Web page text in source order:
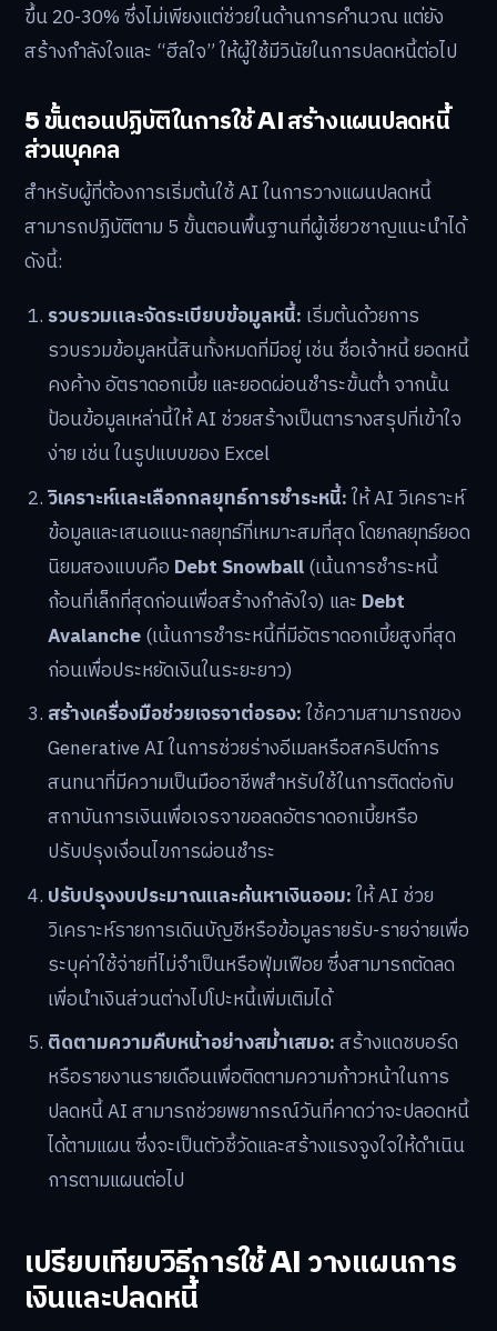
ขึ้น 20-30% ซึ่งไม่เพียงแต่ช่วยในด้านการคำนวณ แต่ยัง
สร้างกำลังใจและ “ฮีลใจ” ให้ผู้ใช้มีวินัยในการปลดหนี้ต่อไป
5 ขั้นตอนปฏิบัติในการใช้ AI สร้างแผนปลดหนี้
ส่วนบุคคล
สำหรับผู้ที่ต้องการเริ่มต้นใช้ AI ในการวางแผนปลดหนี้
สามารถปฏิบัติตาม 5 ขั้นตอนพื้นฐานที่ผู้เชี่ยวชาญแนะนำได้
ดังนี้:
รวบรวมและจัดระเบียบข้อมูลหนี้: เริ่มต้นด้วยการ
รวบรวมข้อมูลหนี้สินทั้งหมดที่มีอยู่ เช่น ชื่อเจ้าหนี้ ยอดหนี้
คงค้าง อัตราดอกเบี้ย และยอดผ่อนชำระขั้นต่ำ จากนั้น
ป้อนข้อมูลเหล่านี้ให้ AI ช่วยสร้างเป็นตารางสรุปที่เข้าใจ
ง่าย เช่น ในรูปแบบของ Excel
วิเคราะห์และเลือกกลยุทธ์การชำระหนี้:ให้ AI วิเคราะห์
ข้อมูลและเสนอแนะกลยุทธ์ที่เหมาะสมที่สุด โดยกลยุทธ์ยอด
นิยมสองแบบคือ Debt Snowball(เน้นการชำระหนี้
ก้อนที่เล็กที่สุดก่อนเพื่อสร้างกำลังใจ) และ Debt
Avalanche(เน้นการชำระหนี้ที่มีอัตราดอกเบี้ยสูงที่สุด
ก่อนเพื่อประหยัดเงินในระยะยาว)
สร้างเครื่องมือช่วยเจรจาต่อรอง:ใช้ความสามารถของ
Generative AI ในการช่วยร่างอีเมลหรือสคริปต์การ
สนทนาที่มีความเป็นมืออาชีพสำหรับใช้ในการติดต่อกับ
สถาบันการเงินเพื่อเจรจาขอลดอัตราดอกเบี้ยหรือ
ปรับปรุงเงื่อนไขการผ่อนชำระ
ปรับปรุงงบประมาณและค้นหาเงินออม:ให้ AI ช่วย
วิเคราะห์รายการเดินบัญชีหรือข้อมูลรายรับ-รายจ่ายเพื่อ
ระบุค่าใช้จ่ายที่ไม่จำเป็นหรือฟุ่มเฟือย ซึ่งสามารถตัดลด
เพื่อนำเงินส่วนต่างไปโปะหนี้เพิ่มเติมได้
ติดตามความคืบหน้าอย่างสม่ำเสมอ:สร้างแดชบอร์ด
หรือรายงานรายเดือนเพื่อติดตามความก้าวหน้าในการ
ปลดหนี้ AI สามารถช่วยพยากรณ์วันที่คาดว่าจะปลอดหนี้
ได้ตามแผน ซึ่งจะเป็นตัวชี้วัดและสร้างแรงจูงใจให้ดำเนิน
การตามแผนต่อไป
เปรียบเทียบวิธีการใช้ AI วางแผนการ
เงินและปลดหนี้